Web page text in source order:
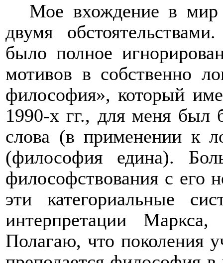
Мое вхождение в мир
двумя
было полное
мотивов в собственно
философия», который
1990-х гг., для меня был
слова (в применении к
(философия едина).
философствования с
эти категориальные
интерпретации Маркса,
Полагаю, что поколения